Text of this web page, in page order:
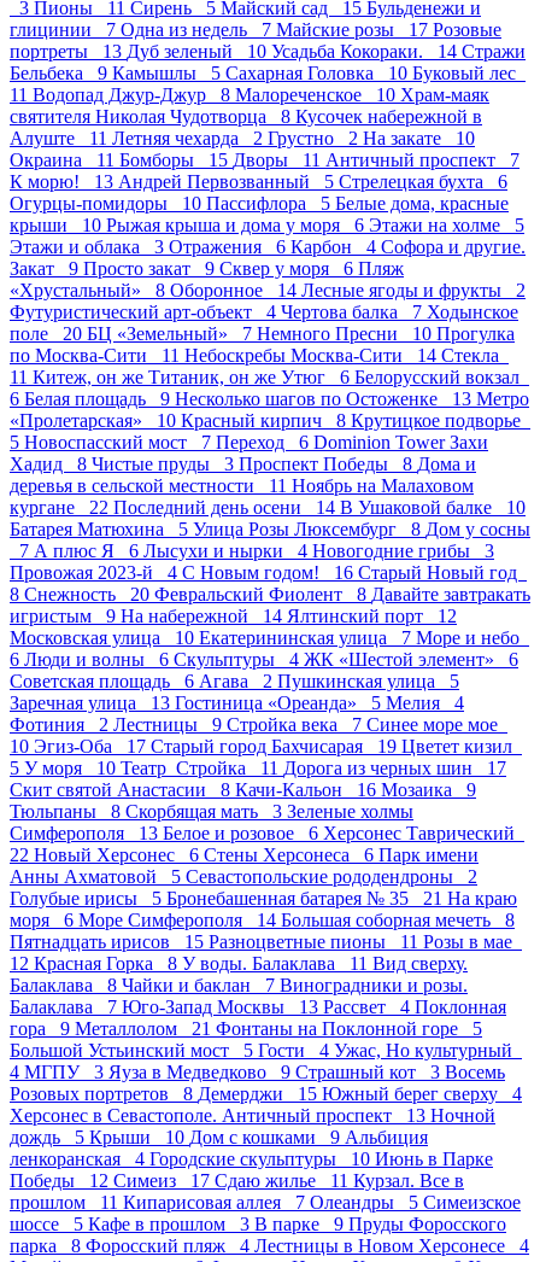
3 Пионы 11 Сирень 5 Майский сад 15 Бульденежи и
глицинии 7 Одна из недель 7 Майские розы 17 Розовые
портреты 13 Дуб зеленый 10 Усадьба Кокораки. 14 Стражи
Бельбека 9 Камышлы 5 Сахарная Головка 10 Буковый лес
11 Водопад Джур-Джур 8 Малореченское 10 Храм-маяк
святителя Николая Чудотворца 8 Кусочек набережной в
Алуште 11 Летняя чехарда 2 Грустно 2 На закате 10
Окраина 11 Бомборы 15 Дворы 11 Античный проспект 7
К морю! 13 Андрей Первозванный 5 Стрелецкая бухта 6
Огурцы-помидоры 10 Пасcифлора 5 Белые дома, красные
крыши 10 Рыжая крыша и дома у моря 6 Этажи на холме 5
Этажи и облака 3 Отражения 6 Карбон 4 Софора и другие.
Закат 9 Просто закат 9 Сквер у моря 6 Пляж
«Хрустальный» 8 Оборонное 14 Лесные ягоды и фрукты 2
Футуристический арт-объект 4 Чертова балка 7 Ходынское
поле 20 БЦ «Земельный» 7 Немного Пресни 10 Прогулка
по Москва-Сити 11 Небоскребы Москва-Сити 14 Стекла
11 Китеж, он же Титаник, он же Утюг 6 Белорусский вокзал
6 Белая площадь 9 Несколько шагов по Остоженке 13 Метро
«Пролетарская» 10 Красный кирпич 8 Крутицкое подворье
5 Новоспасский мост 7 Переход 6 Dominion Tower Захи
Хадид 8 Чистые пруды 3 Проспект Победы 8 Дома и
деревья в сельской местности 11 Ноябрь на Малаховом
кургане 22 Последний день осени 14 В Ушаковой балке 10
Батарея Матюхина 5 Улица Розы Люксембург 8 Дом у сосны
7 А плюс Я 6 Лысухи и нырки 4 Новогодние грибы 3
Провожая 2023-й 4 С Новым годом! 16 Старый Новый год
8 Снежность 20 Февральский Фиолент 8 Давайте завтракать
игристым 9 На набережной 14 Ялтинский порт 12
Московская улица 10 Екатерининская улица 7 Море и небо
6 Люди и волны 6 Скульптуры 4 ЖК «Шестой элемент» 6
Советская площадь 6 Агава 2 Пушкинская улица 5
Заречная улица 13 Гостиница «Ореанда» 5 Мелия 4
Фотиния 2 Лестницы 9 Стройка века 7 Синее море мое
10 Эгиз-Оба 17 Старый город Бахчисарая 19 Цветет кизил
5 У моря 10 Театр_Стройка 11 Дорога из черных шин 17
Скит святой Анастасии 8 Качи-Кальон 16 Мозаика 9
Тюльпаны 8 Скорбящая мать 3 Зеленые холмы
Симферополя 13 Белое и розовое 6 Херсонес Таврический
22 Новый Херсонес 6 Стены Херсонеса 6 Парк имени
Анны Ахматовой 5 Севастопольские рододендроны 2
Голубые ирисы 5 Бронебашенная батарея № 35 21 На краю
моря 6 Море Симферополя 14 Большая соборная мечеть 8
Пятнадцать ирисов 15 Разноцветные пионы 11 Розы в мае
12 Красная Горка 8 У воды. Балаклава 11 Вид сверху.
Балаклава 8 Чайки и баклан 7 Виноградники и розы.
Балаклава 7 Юго-Запад Москвы 13 Рассвет 4 Поклонная
гора 9 Металлолом 21 Фонтаны на Поклонной горе 5
Большой Устьинский мост 5 Гости 4 Ужас, Но культурный
4 МГПУ 3 Яуза в Медведково 9 Страшный кот 3 Восемь
Розовых портретов 8 Демерджи 15 Южный берег сверху 4
Херсонес в Севастополе. Античный проспект 13 Ночной
дождь 5 Крыши 10 Дом с кошками 9 Альбиция
ленкоранская 4 Городские скульптуры 10 Июнь в Парке
Победы 12 Симеиз 17 Сдаю жилье 11 Курзал. Все в
прошлом 11 Кипарисовая аллея 7 Олеандры 5 Симеизское
шоссе 5 Кафе в прошлом 3 В парке 9 Пруды Форосского
парка 8 Форосский пляж 4 Лестницы в Новом Херсонесе 4